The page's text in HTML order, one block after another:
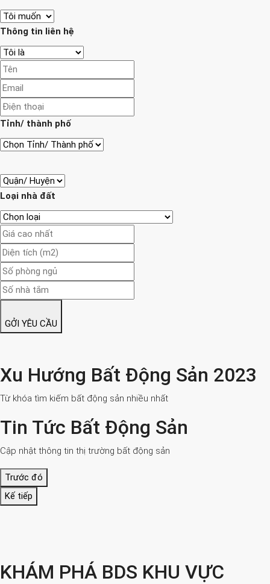
Thông tin liên hệ
Tỉnh/ thành phố
Loại nhà đất
GỞI YÊU CẦU
Xu Hướng Bất Động Sản 2023
Từ khóa tìm kiếm bất động sản nhiều nhất
Tin Tức Bất Động Sản
Cập nhật thông tin thị trường bất động sản
Trước đó
Kế tiếp
KHÁM PHÁ BDS KHU VỰC